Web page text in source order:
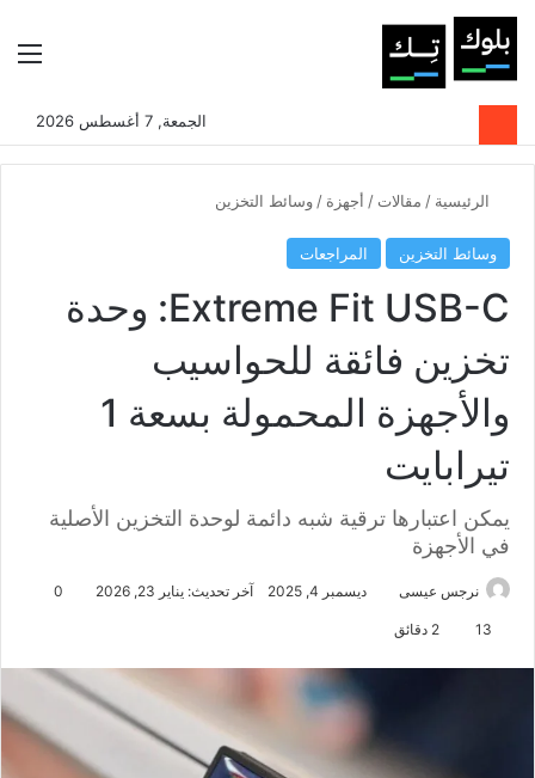
بحثالوضع
الجمعة, 7 أغسطس 2026
الرئيسية / مقالات / أجهزة / وسائط التخزين
وسائط التخزين المراجعات
Extreme Fit USB-C: وحدة
تخزين فائقة للحواسيب
والأجهزة المحمولة بسعة 1
تيرابايت
يمكن اعتبارها ترقية شبه دائمة لوحدة التخزين الأصلية
في الأجهزة
نرجس عيسى ديسمبر 4, 2025 آخر تحديث: يناير 23, 2026 0
13